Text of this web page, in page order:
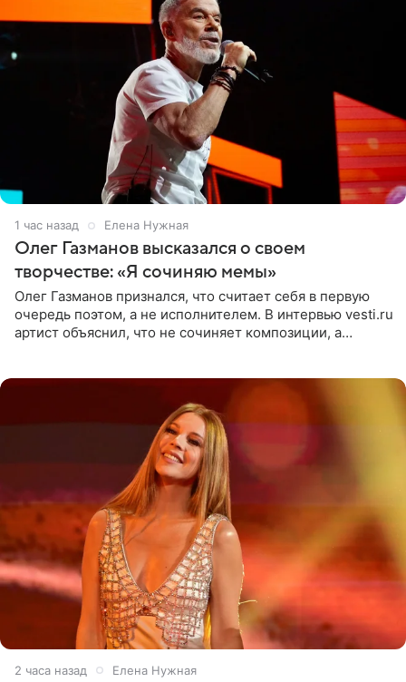
1 час назад Елена Нужная
Олег Газманов высказался о своем
творчестве: «Я сочиняю мемы»
Олег Газманов признался, что считает себя в первую
очередь поэтом, а не исполнителем. В интервью vesti.ru
артист объяснил, что не сочиняет композиции, а
2 часа назад Елена Нужная